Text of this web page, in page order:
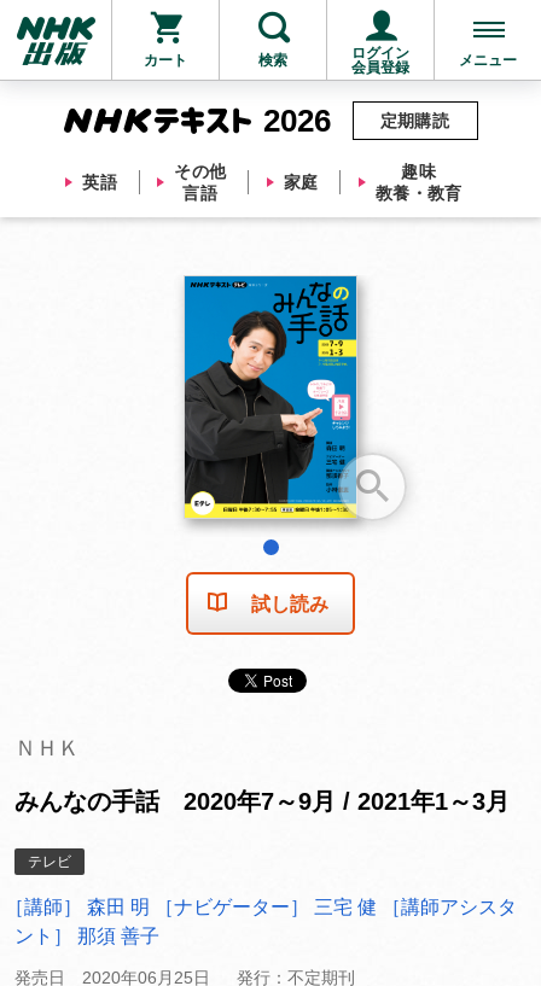
カート 検索
ログイン
会員登録
メニュー
2026
英語
その他
言語
家庭
趣味
教養・教育
定期購読
他にも商品を買う
試し読み
ＮＨＫ
みんなの手話 2020年7～9月 / 2021年1～3月
テレビ
［講師］ 森田 明 ［ナビゲーター］ 三宅 健
［講師アシスタ
ント］ 那須 善子
発売日 2020年06月25日 発行：不定期刊